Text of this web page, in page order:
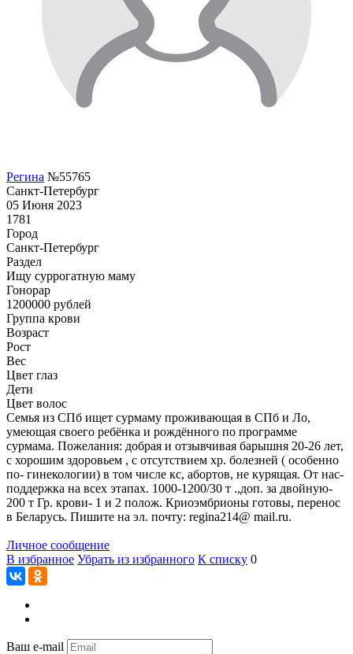
Регина №55765
Санкт-Петербург
05 Июня 2023
1781
Город
Санкт-Петербург
Раздел
Ищу суррогатную маму
Гонoрар
1200000 рублей
Группа крови
Возраст
Рост
Вес
Цвет глаз
Дети
Цвет волос
Семья из СПб ищет сурмаму проживающая в СПб и Ло,
умеющая своего ребёнка и рождённого по программе
сурмама. Пожелания: добрая и отзывчивая барышня 20-26 лет,
с хорошим здоровьем , с отсутствием хр. болезней ( особенно
по- гинекологии) в том числе кс, абортов, не курящая. От нас-
поддержка на всех этапах. 1000-1200/30 т .,доп. за двойную-
200 т Гр. крови- 1 и 2 полож. Криоэмбрионы готовы, перенос
в Беларусь. Пишите на эл. почту: regina214@ mail.ru.
Личное сообщение
В избранное Убрать из избранного К списку 0
Ваш e-mail